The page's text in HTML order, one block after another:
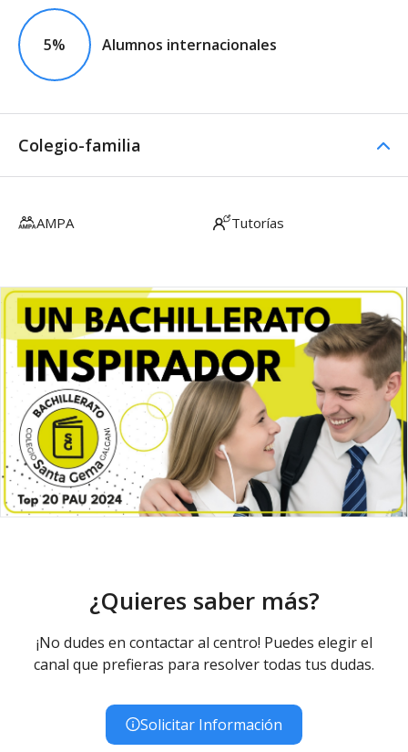
5% Alumnos internacionales
Colegio-familia
AMPA Tutorías
¿Quieres saber más?
¡No dudes en contactar al centro! Puedes elegir el
canal que prefieras para resolver todas tus dudas.
Solicitar Información